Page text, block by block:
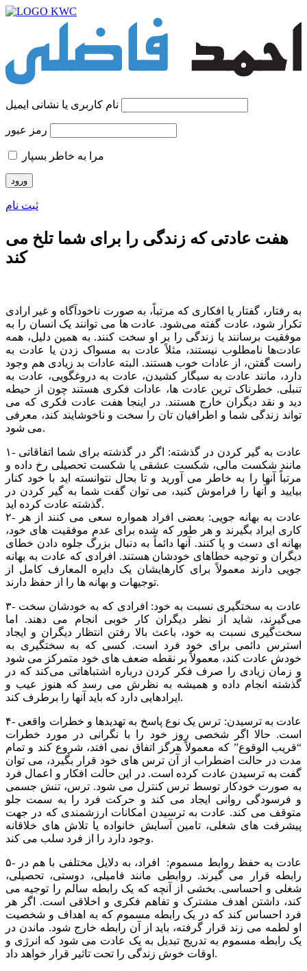
نام کاربری یا نشانی ایمیل
رمز عبور
مرا به خاطر بسپار
ثبت نام
هفت عادتی که زندگی را برای شما تلخ می
کند
به رفتار، گفتار یا افکاری که مرتباً، به صورت ناخودآگاه و غیر ارادی
تکرار شود، عادت گفته می‌شود. عادت ها می توانند یک انسان را به
موفقیت برسانند یا زندگی را بر او سخت کنند. به همین دلیل، همه
عادت‌ها نامطلوب نیستند، مثلاً عادت به مسواک زدن یا عادت به
راست گفتن، از عادات خوب هستند. البته عادات بد زیادی هم وجود
دارد، مانند عادت به سیگار کشیدن، عادت به دروغگویی، عادت به
تنبلی. خطرناک ترین عادت ها، عادات فکری هستند چون از حیطه
دید و نقد دیگران خارج هستند. در اینجا هفت عادت فکری که می
تواند زندگی شما و اطرافیان تان را سخت و ناخوشایند کند، معرفی
می شود.
۱- عادت به گیر کردن در گذشته: اگر در گذشته برای شما اتفاقاتی
مانند شکست مالی، شکست عشقی یا شکست تحصیلی رخ داده و
مرتباً آنها را به خاطر می آورید و تا بحال نتوانسته اید با خود کنار
بیایید و آنها را فراموش کنید، می توان گفت شما به گیر کردن در
گذشته عادت کرده اید.
۲- عادت به بهانه جویی: بعضی افراد همواره سعی می کنند از هر
کاری ایراد بگیرند و هر طور که شده برای عدم موفقیت های خود،
بهانه ای دست و پا کنند. آنها دائماً به دنبال بزرگ جلوه دادن خطای
دیگران و توجیه خطاهای خودشان هستند. افرادی که عادت به بهانه
جویی دارند معمولاً برای کارهایشان یک دایره المعارف کامل از
توجیهات و بهانه ها را از حفظ دارند.
۳- عادت به سختگیری نسبت به خود: افرادی که به خودشان سخت
می‌گیرند، شاید از نظر دیگران کار خوبی انجام می دهند. اما
سخت‌گیری نسبت به خود، باعث بالا رفتن انتظار دیگران و ایجاد
استرس دائمی برای خود فرد است. کسی که به سختگیری به
خودش عادت کند، معمولاً بر نقطه ضعف های خود متمرکز می شود
و زمان زیادی را صرف فکر کردن درباره‌ اشتباهاتی می‌کند که در
گذشته‌ انجام داده و همیشه به نظرش می رسد که هنوز عیب و
ایرادهایی دارد که باید آنها را برطرف کند.
۴- عادت به ترسیدن: ترس یک نوع پاسخ به تهدیدها و خطرات واقعی
است. حالا اگر شخصی روز خود را با نگرانی در مورد خطرات
“قریب الوقوع” که معمولاً هرگز اتفاق نمی افتد، شروع کند و تمام
مدت در حالت اضطراب از آن ترس های خود قرار بگیرد، می توان
گفت به ترسیدن عادت کرده است. در این حالت افکار و اعمال فرد
به صورت خودکار توسط ترس کنترل می شود. ترس، تنش جسمی
و فرسودگی روانی ایجاد می کند و حرکت فرد را به سمت جلو
متوقف می کند. عادت به ترسیدن امکانات ارزشمندی که در جهت
پیشرفت های شغلی، تامین آسایش خانواده یا تلاش های خلاقانه
وجود دارد را از فرد سلب می کند.
۵- عادت به حفظ روابط مسموم: افراد، به دلایل مختلفی با هم در
رابطه قرار می گیرند. روابطی مانند فامیلی، دوستی، تحصیلی،
شغلی و احساسی. بخشی از آنچه که یک رابطه سالم را توجیه می
کند، داشتن اهدف مشترک و تفاهم فکری و اخلاقی است. اگر هر
فرد احساس کند که در یک رابطه مسموم که به اهداف و شخصیت
او لطمه می زند قرار گرفته، باید از آن رابطه خارج شود. ماندن در
یک رابطه مسموم به تدریج تبدیل به یک عادت می شود که انرژی و
اوقات خوش زندگی را تحت تاثیر قرار خواهد داد.